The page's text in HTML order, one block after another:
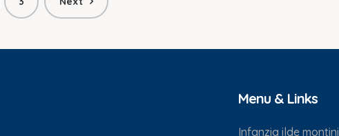
Menu & Links
Infanzia ilde montini